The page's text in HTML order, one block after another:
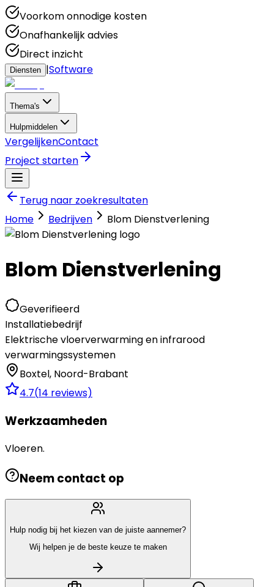
Voorkom onnodige kosten
Onafhankelijk advies
Direct inzicht
Diensten |Software
Thema's
Hulpmiddelen
VergelijkenContact
Project starten
Terug naar zoekresultaten
Home
Bedrijven Blom Dienstverlening
Blom Dienstverlening
Geverifieerd
Installatiebedrijf
Elektrische vloerverwarming en infrarood
verwarmingssystemen
Boxtel, Noord-Brabant
4.7(14 reviews)
Werkzaamheden
Vloeren.
Neem contact op
Hulp nodig bij het kiezen van de juiste aannemer?
Wij helpen je de beste keuze te maken